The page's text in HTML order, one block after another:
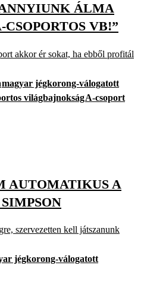
ÁLMA
VB!”
akkor ér sokat, ha ebből profitál
magyar jégkorong-válogatott
világbajnokságA-csoport
AUTOMATIKUS A
szervezetten kell játszanunk
jégkorong-válogatott